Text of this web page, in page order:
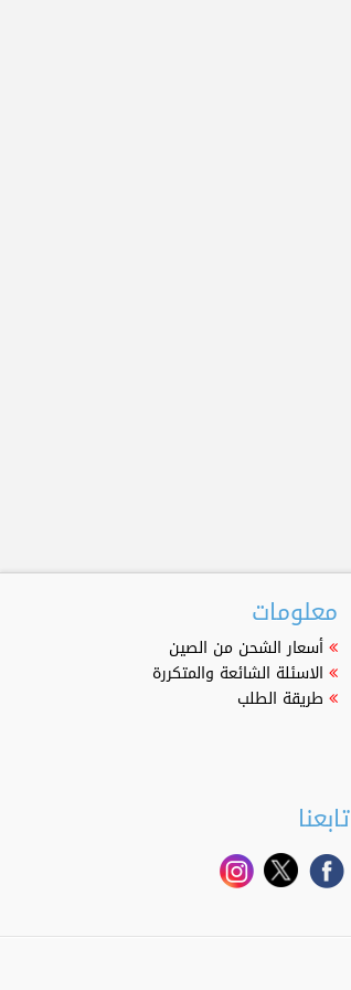
معلومات
أسعار الشحن من الصين
الاسئلة الشائعة والمتكررة
طريقة الطلب
تابعنا